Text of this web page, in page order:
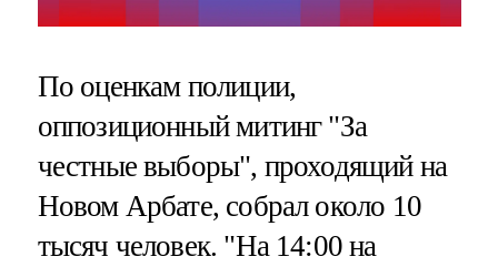
По оценкам полиции,
оппозиционный митинг "За
честные выборы", проходящий на
Новом Арбате, собрал около 10
тысяч человек. "На 14:00 на